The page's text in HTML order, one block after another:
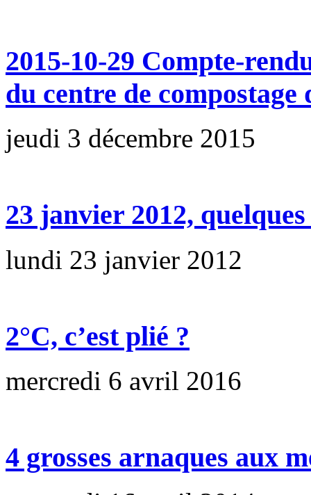
2015-10-29 Compte-
du centre de compostage
jeudi 3 décembre 2015
23 janvier 2012,
lundi 23 janvier 2012
2°C, c’est plié ?
mercredi 6 avril 2016
4 grosses arnaques aux